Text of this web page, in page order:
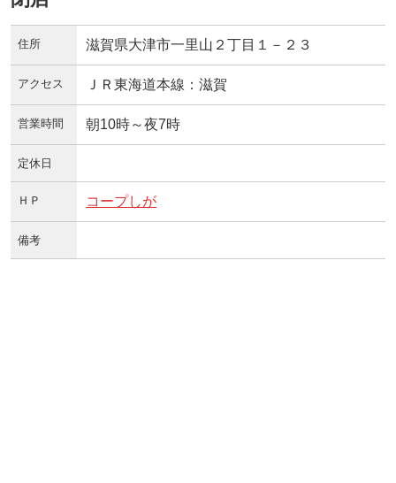
住所 滋賀県大津市一里山２丁目１－２３
アクセス ＪＲ東海道本線：滋賀
営業時間 朝10時～夜7時
定休日
ＨＰ コープしが
備考